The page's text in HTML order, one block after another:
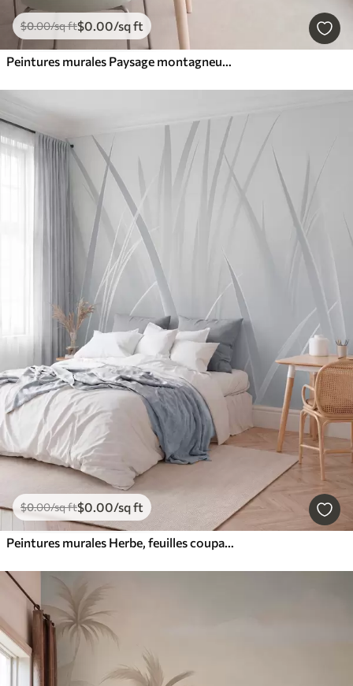
$0.00/sq ft$0.00/sq ft
Peintures murales Paysage montagneux aux reliefs variés
$0.00/sq ft$0.00/sq ft
Peintures murales Herbe, feuilles coupantes